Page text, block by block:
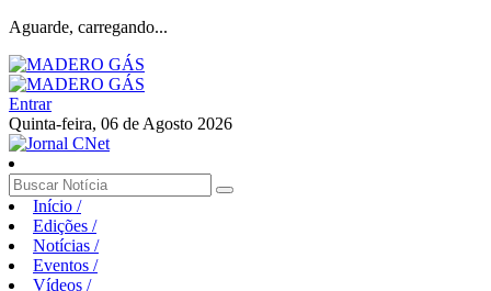
Aguarde, carregando...
Entrar
Quinta-feira, 06 de Agosto 2026
Início /
Edições /
Notícias /
Eventos /
Vídeos /